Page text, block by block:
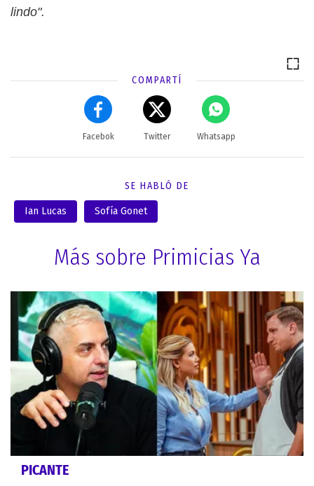
lindo".
COMPARTÍ
Facebok Twitter Whatsapp
SE HABLÓ DE
Ian Lucas Sofía Gonet
Más sobre Primicias Ya
PICANTE